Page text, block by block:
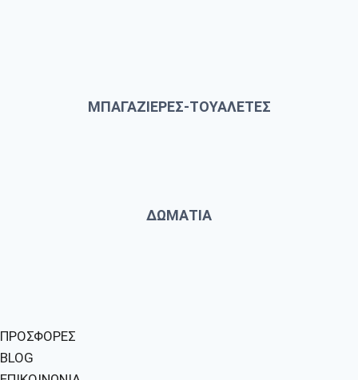
ΜΠΑΓΑΖΙΕΡΕΣ-ΤΟΥΑΛΕΤΕΣ
ΔΩΜΑΤΙΑ
ΠΡΟΣΦΟΡΕΣ
BLOG